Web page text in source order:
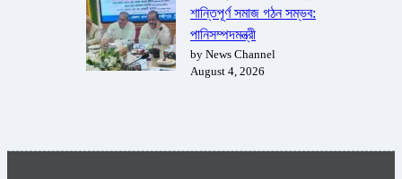
শান্তিপূর্ণ সমাজ গঠন সম্ভব:
পানিসম্পদমন্ত্রী
by News Channel
August 4, 2026